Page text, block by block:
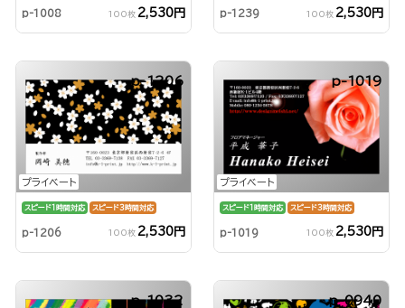
p-1008 100枚 2,530円 p-1239 100枚 2,530円
プライベート
p-1206
スピード1時間対応 スピード3時間対応
p-1206 100枚 2,530円
プライベート
p-1019
スピード1時間対応 スピード3時間対応
p-1019 100枚 2,530円
p-1032 p-0940